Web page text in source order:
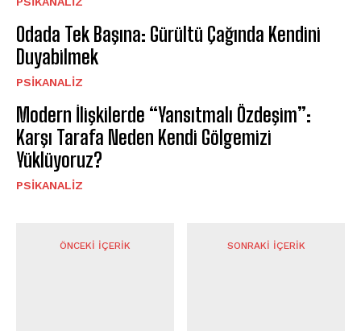
Odada Tek Başına: Gürültü Çağında Kendini
Duyabilmek
PSIKANALIZ
Modern İlişkilerde “Yansıtmalı Özdeşim”:
Karşı Tarafa Neden Kendi Gölgemizi
Yüklüyoruz?
PSIKANALIZ
ÖNCEKI İÇERIK SONRAKI İÇERIK